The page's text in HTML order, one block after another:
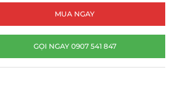
MUA NGAY
GỌI NGAY 0907 541 847